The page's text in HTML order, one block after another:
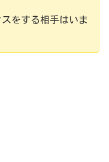
をする相手はいま